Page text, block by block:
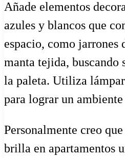
Añade elementos
azules y blancos que
espacio, como jarrones
manta tejida, buscando
la paleta. Utiliza
para lograr un
Personalmente creo
brilla en apartamentos